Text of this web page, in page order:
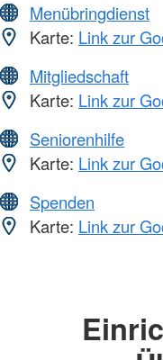
Menübringdienst
Karte: Link zur
Mitgliedschaft
Karte: Link zur
Seniorenhilfe
Karte: Link zur
Spenden
Karte: Link zur